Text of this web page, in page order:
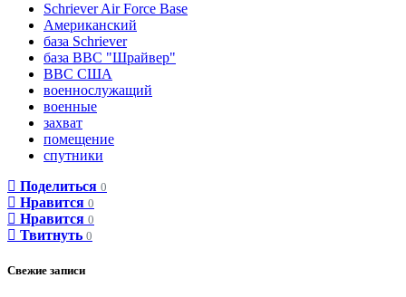
Schriever Air Force Base
Американский
база Schriever
база ВВС "Шрайвер"
ВВС США
военнослужащий
военные
захват
помещение
спутники
Поделиться 0
Нравится 0
Нравится 0
Твитнуть 0
Свежие записи